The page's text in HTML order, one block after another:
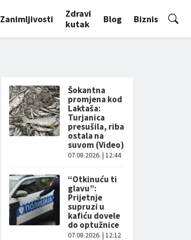
Zanimljivosti
Zdravi
kutak
Blog Biznis
Šokantna
promjena kod
Laktaša:
Turjanica
presušila, riba
ostala na
suvom (Video)
07.08.2026. | 12:44
“Otkinuću ti
glavu”:
Prijetnje
supruzi u
kafiću dovele
do optužnice
07.08.2026. | 12:12